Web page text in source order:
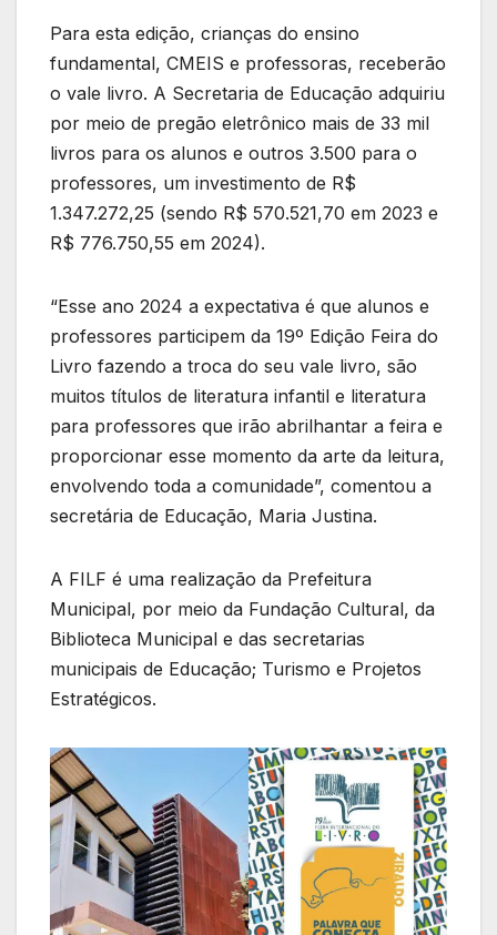
Para esta edição, crianças do ensino
fundamental, CMEIS e professoras, receberão
o vale livro. A Secretaria de Educação adquiriu
por meio de pregão eletrônico mais de 33 mil
livros para os alunos e outros 3.500 para o
professores, um investimento de R$
1.347.272,25 (sendo R$ 570.521,70 em 2023 e
R$ 776.750,55 em 2024).
“Esse ano 2024 a expectativa é que alunos e
professores participem da 19º Edição Feira do
Livro fazendo a troca do seu vale livro, são
muitos títulos de literatura infantil e literatura
para professores que irão abrilhantar a feira e
proporcionar esse momento da arte da leitura,
envolvendo toda a comunidade”, comentou a
secretária de Educação, Maria Justina.
A FILF é uma realização da Prefeitura
Municipal, por meio da Fundação Cultural, da
Biblioteca Municipal e das secretarias
municipais de Educação; Turismo e Projetos
Estratégicos.